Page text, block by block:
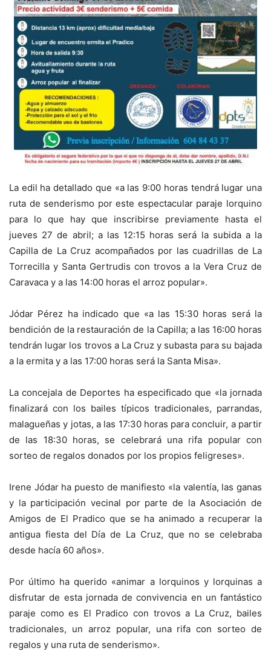
La edil ha detallado que «a las 9:00 horas tendrá lugar una
ruta de senderismo por este espectacular paraje lorquino
para lo que hay que inscribirse previamente hasta el
jueves 27 de abril; a las 12:15 horas será la subida a la
Capilla de La Cruz acompañados por las cuadrillas de La
Torrecilla y Santa Gertrudis con trovos a la Vera Cruz de
Caravaca y a las 14:00 horas el arroz popular».
Jódar Pérez ha indicado que «a las 15:30 horas será la
bendición de la restauración de la Capilla; a las 16:00 horas
tendrán lugar los trovos a La Cruz y subasta para su bajada
a la ermita y a las 17:00 horas será la Santa Misa».
La concejala de Deportes ha especificado que «la jornada
finalizará con los bailes típicos tradicionales, parrandas,
malagueñas y jotas, a las 17:30 horas para concluir, a partir
de las 18:30 horas, se celebrará una rifa popular con
sorteo de regalos donados por los propios feligreses».
Irene Jódar ha puesto de manifiesto «la valentía, las ganas
y la participación vecinal por parte de la Asociación de
Amigos de El Pradico que se ha animado a recuperar la
antigua fiesta del Día de La Cruz, que no se celebraba
desde hacía 60 años».
Por último ha querido «animar a lorquinos y lorquinas a
disfrutar de esta jornada de convivencia en un fantástico
paraje como es El Pradico con trovos a La Cruz, bailes
tradicionales, un arroz popular, una rifa con sorteo de
regalos y una ruta de senderismo».